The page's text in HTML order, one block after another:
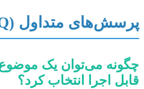
پرسش‌های متداول (FAQ)
چگونه می‌توان یک
قابل اجرا انتخاب کرد؟